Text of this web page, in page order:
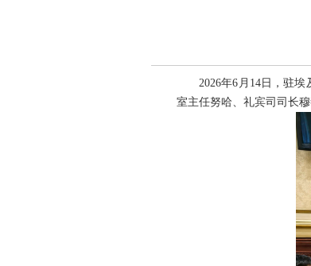
2026年6月14日，驻
室主任努哈、礼宾司司长穆